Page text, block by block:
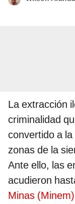
La extracción
criminalidad
convertido a
zonas de la
Ante ello, las
acudieron
Minas (Minem)